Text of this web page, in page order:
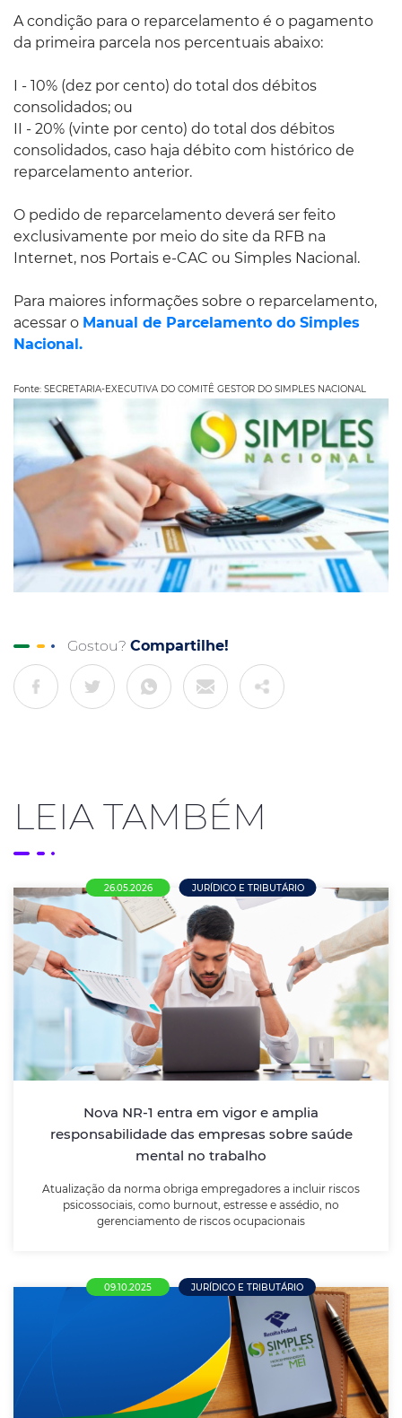
A condição para o reparcelamento é o pagamento
da primeira parcela nos percentuais abaixo:
I - 10% (dez por cento) do total dos débitos
consolidados; ou
II - 20% (vinte por cento) do total dos débitos
consolidados, caso haja débito com histórico de
reparcelamento anterior.
O pedido de reparcelamento deverá ser feito
exclusivamente por meio do site da RFB na
Internet, nos Portais e-CAC ou Simples Nacional.
Para maiores informações sobre o reparcelamento,
acessar o Manual de Parcelamento do Simples
Nacional.
Fonte: SECRETARIA-EXECUTIVA DO COMITÊ GESTOR DO SIMPLES NACIONAL
Gostou? Compartilhe!
LEIA TAMBÉM
26.05.2026 JURÍDICO E TRIBUTÁRIO
Nova NR-1 entra em vigor e amplia
responsabilidade das empresas sobre saúde
mental no trabalho
Atualização da norma obriga empregadores a incluir riscos
psicossociais, como burnout, estresse e assédio, no
gerenciamento de riscos ocupacionais
Nova NR-1 entra em vigor e amplia
responsabilidade das empresas sobre
saúde mental no trabalho
Atualização da norma obriga empregadores a incluir
assédio, no gerenciamento de riscos ocupacionais
09.10.2025 JURÍDICO E TRIBUTÁRIO
Mobilização pela Justiça Tributária: CNDL
articula urgência para votação do novo
teto do Simples Nacional